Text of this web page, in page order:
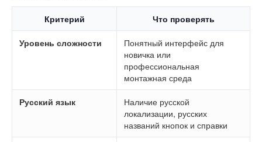
Критерий Что проверять
Уровень сложности
Понятный интерфейс для
новичка или
профессиональная
монтажная среда
Русский язык
Наличие русской
локализации, русских
названий кнопок и справки